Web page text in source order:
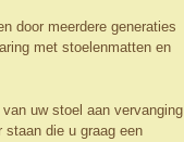
door meerdere generaties
met stoelenmatten en
uw stoel aan vervanging
staan die u graag een